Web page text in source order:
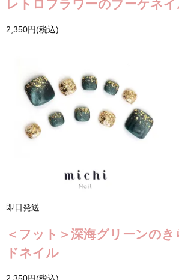
レトロフラワーのブーケネ
2,350円(税込)
即日発送
＜フット＞深海グリーンの
ドネイル